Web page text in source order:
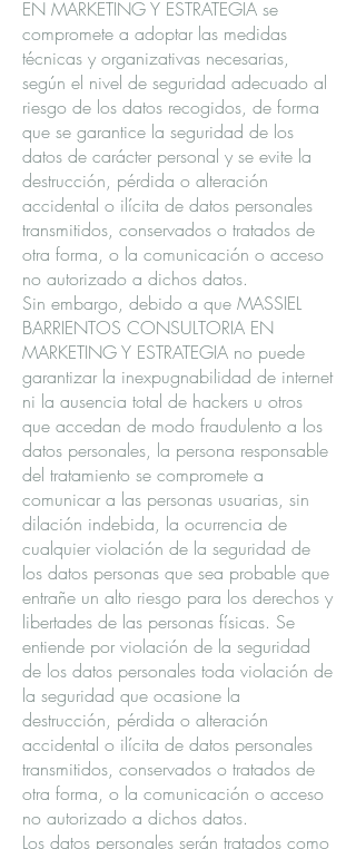
EN MARKETING Y ESTRATEGIA se
compromete a adoptar las medidas
técnicas y organizativas necesarias,
según el nivel de seguridad adecuado al
riesgo de los datos recogidos, de forma
que se garantice la seguridad de los
datos de carácter personal y se evite la
destrucción, pérdida o alteración
accidental o ilícita de datos personales
transmitidos, conservados o tratados de
otra forma, o la comunicación o acceso
no autorizado a dichos datos.
Sin embargo, debido a que MASSIEL
BARRIENTOS CONSULTORIA EN
MARKETING Y ESTRATEGIA no puede
garantizar la inexpugnabilidad de internet
ni la ausencia total de hackers u otros
que accedan de modo fraudulento a los
datos personales, la persona responsable
del tratamiento se compromete a
comunicar a las personas usuarias, sin
dilación indebida, la ocurrencia de
cualquier violación de la seguridad de
los datos personas que sea probable que
entrañe un alto riesgo para los derechos y
libertades de las personas físicas. Se
entiende por violación de la seguridad
de los datos personales toda violación de
la seguridad que ocasione la
destrucción, pérdida o alteración
accidental o ilícita de datos personales
transmitidos, conservados o tratados de
otra forma, o la comunicación o acceso
no autorizado a dichos datos.
Los datos personales serán tratados como